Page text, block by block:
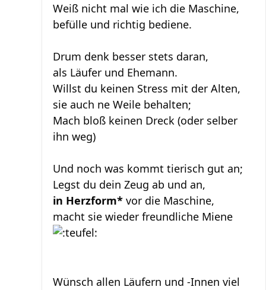
Weiß nicht mal wie ich die Maschine,
befülle und richtig bediene.
Drum denk besser stets daran,
als Läufer und Ehemann.
Willst du keinen Stress mit der Alten,
sie auch ne Weile behalten;
Mach bloß keinen Dreck (oder selber
ihn weg)
Und noch was kommt tierisch gut an;
Legst du dein Zeug ab und an,
in Herzform* vor die Maschine,
macht sie wieder freundliche Miene
Wünsch allen Läufern und -Innen viel